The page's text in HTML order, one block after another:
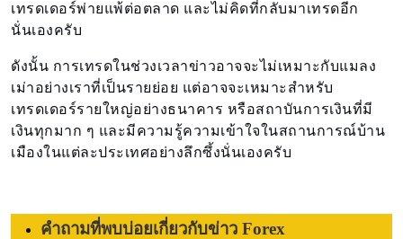
เทรดเดอร์พ่ายแพ้ต่อตลาด และไม่คิดที่กลับมาเทรดอีก
นั่นเองครับ
ดังนั้น การเทรดในช่วงเวลาข่าวอาจจะไม่เหมาะกับแมลง
เม่าอย่างเราที่เป็นรายย่อย แต่อาจจะเหมาะสำหรับ
เทรดเดอร์รายใหญ่อย่างธนาคาร หรือสถาบันการเงินที่มี
เงินทุกมาก ๆ และมีความรู้ความเข้าใจในสถานการณ์บ้าน
เมืองในแต่ละประเทศอย่างลึกซึ้งนั่นเองครับ
คำถามที่พบบ่อยเกี่ยวกับข่าว Forex